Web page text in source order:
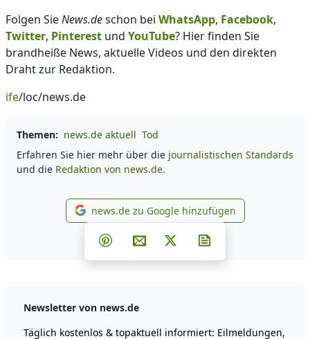
Folgen SieNews.deschon bei WhatsApp, Facebook,
Twitter, Pinterest und YouTube? Hier finden Sie
brandheiße News, aktuelle Videos und den direkten
Draht zur Redaktion.
ife/loc/news.de
Themen: news.de aktuell Tod
Erfahren Sie hier mehr über die journalistischen Standards
und die Redaktion von news.de.
news.de zu Google
news.de zu Google hinzufügen
Teilen auf Facebook
Teilen auf Whatsapp
Teilen auf Telegram
Teilen auf Pinterest
Per E-Mail teilen
Post auf X
Newsletter von news.de
Täglich kostenlos & topaktuell informiert: Eilmeldungen,